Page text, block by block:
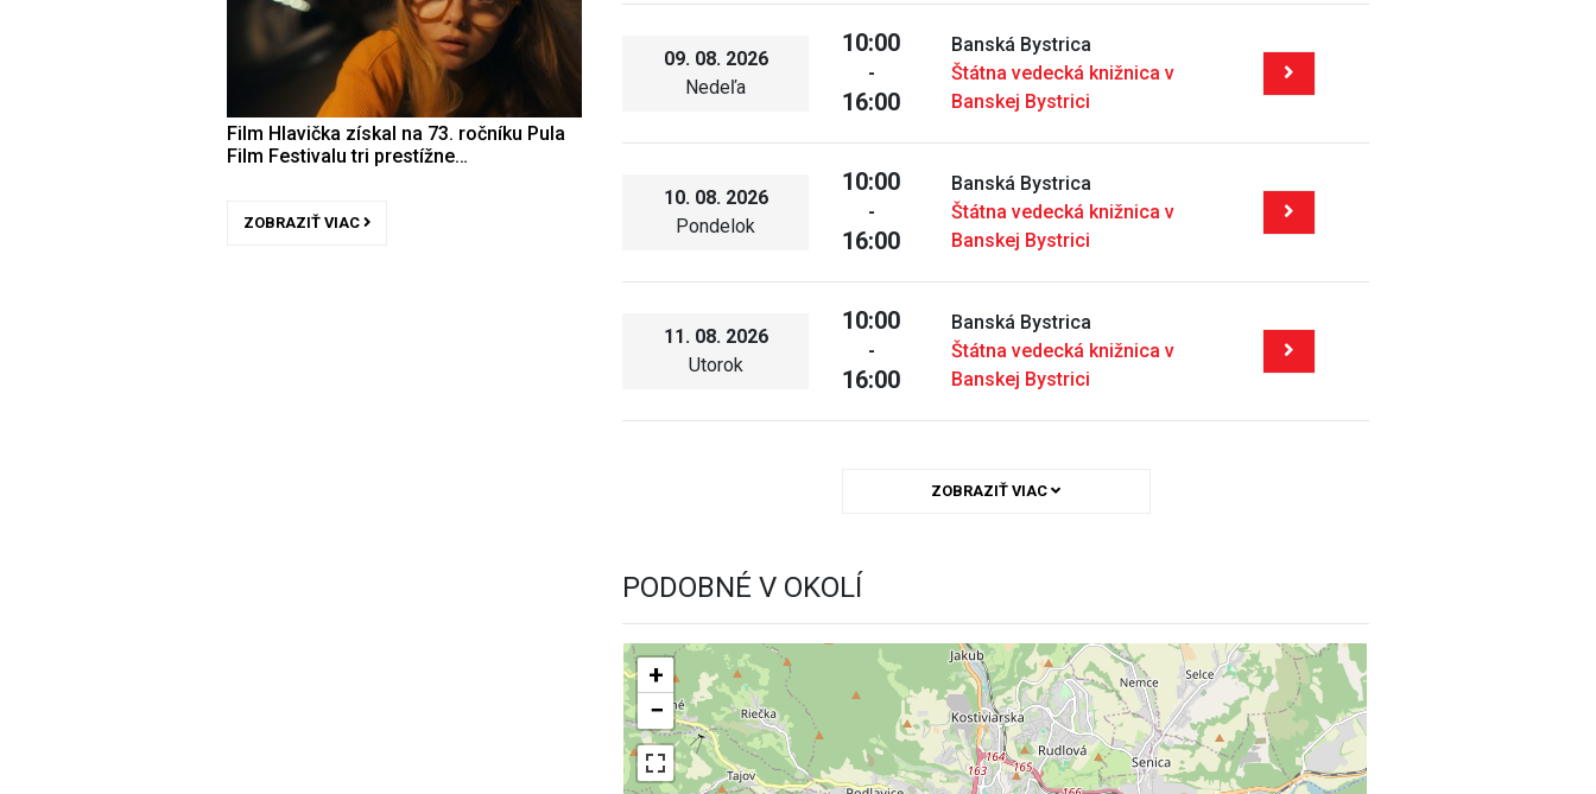
Film Hlavička získal na 73. ročníku Pula
Film Festivalu tri prestížne…
ZOBRAZIŤ VIAC
09. 08. 2026
Nedeľa
10:00
-
16:00
Banská Bystrica
Štátna vedecká knižnica v
Banskej Bystrici
10. 08. 2026
Pondelok
10:00
-
16:00
Banská Bystrica
Štátna vedecká knižnica v
Banskej Bystrici
11. 08. 2026
Utorok
10:00
-
16:00
Banská Bystrica
Štátna vedecká knižnica v
Banskej Bystrici
ZOBRAZIŤ VIAC
PODOBNÉ V OKOLÍ
+
−